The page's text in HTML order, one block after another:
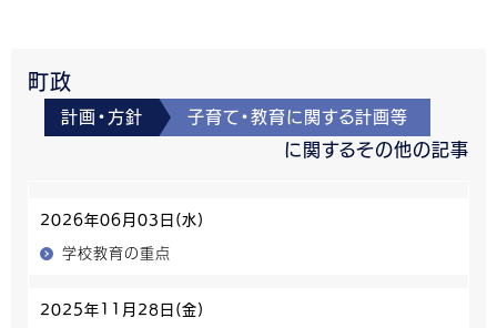
町政
計画・方針 子育て・教育に関する計画等
に関するその他の記事
2026年06月03日(水)
学校教育の重点
2025年11月28日(金)